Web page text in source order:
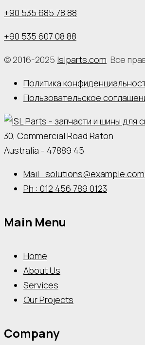
+90 535 685 78 88
+90 535 607 08 88
© 2016-2025 Islparts.com Все
Политика
Пользовательское
30, Commercial Road Raton
Australia - 47889 45
Mail : solutions@example.com
Ph : 012 456 789 0123
Main Menu
Home
About Us
Services
Our Projects
Company